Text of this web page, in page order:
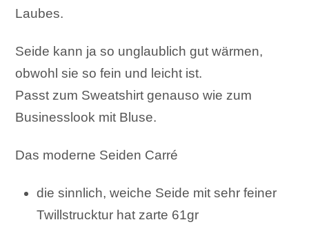
Laubes.
Seide kann ja so unglaublich gut wärmen,
obwohl sie so fein und leicht ist.
Passt zum Sweatshirt genauso wie zum
Businesslook mit Bluse.
Das moderne Seiden Carré
die sinnlich, weiche Seide mit sehr feiner
Twillstrucktur hat zarte 61gr